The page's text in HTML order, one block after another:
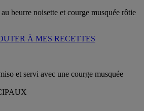
À MES RECETTES
et servi avec une courge musquée